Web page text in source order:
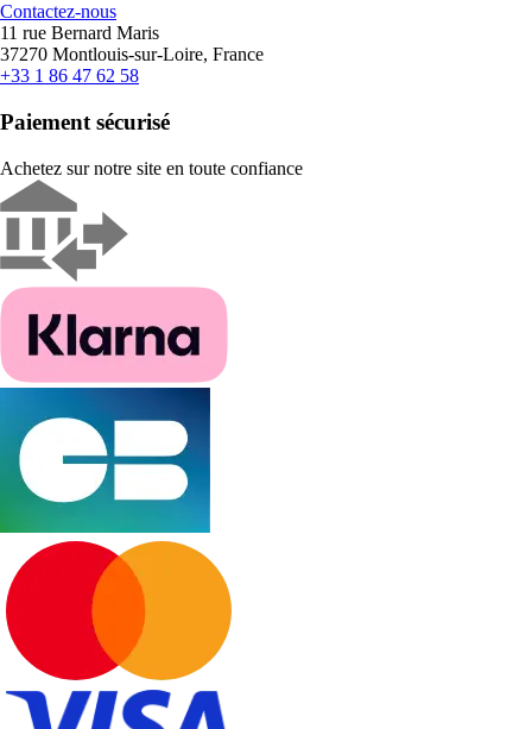
Contactez-nous
11 rue Bernard Maris
37270 Montlouis-sur-Loire, France
+33 1 86 47 62 58
Paiement sécurisé
Achetez sur notre site en toute confiance